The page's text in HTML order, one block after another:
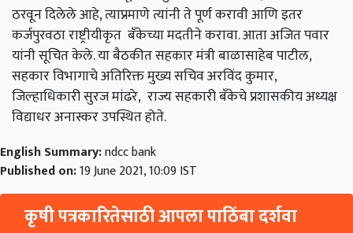
ठरवून दिलेले आहे, त्याप्रमाणे त्यांनी ते पूर्ण करावी आणि इतर
कर्जपुरवठा राष्ट्रीयीकृत बँकेच्या मदतीने करावा. आता अजित पवार
यांनी सूचित केले. या बैठकीत सहकार मंत्री बाळासाहेब पाटील,
सहकार विभागाचे अतिरिक्त मुख्य सचिव अरविंद कुमार,
जिल्हाधिकारी सुरज मांढरे, राज्य सहकारी बँकेचे प्रशासकीय अध्यक्ष
विद्याधर अनास्कर उपस्थित होते.
English Summary:ndcc bank
Published on:19 June 2021, 10:09 IST
कृषी पत्रकारितेसाठी आपला पाठिंबा दर्शवा